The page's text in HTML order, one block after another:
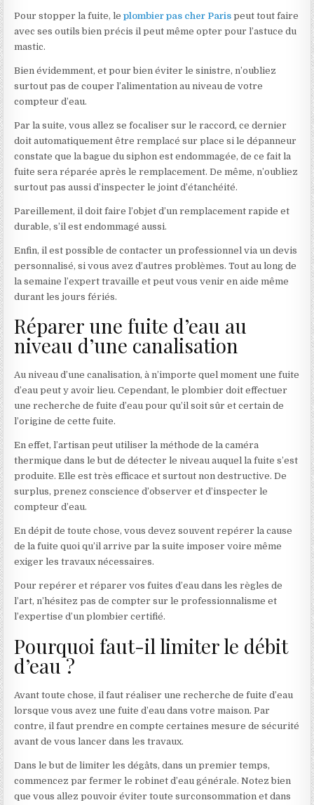
Pour stopper la fuite, leplombier pas cher Paris peut tout faire
avec ses outils bien précis il peut même opter pour l’astuce du
mastic.
Bien évidemment, et pour bien éviter le sinistre, n’oubliez
surtout pas de couper l’alimentation au niveau de votre
compteur d’eau.
Par la suite, vous allez se focaliser sur le raccord, ce dernier
doit automatiquement être remplacé sur place si le dépanneur
constate que la bague du siphon est endommagée, de ce fait la
fuite sera réparée après le remplacement. De même, n’oubliez
surtout pas aussi d’inspecter le joint d’étanchéité.
Pareillement, il doit faire l’objet d’un remplacement rapide et
durable, s’il est endommagé aussi.
Enfin, il est possible de contacter un professionnel via un devis
personnalisé, si vous avez d’autres problèmes. Tout au long de
la semaine l’expert travaille et peut vous venir en aide même
durant les jours fériés.
Réparer une fuite d’eau au
niveau d’une canalisation
Au niveau d’une canalisation, à n’importe quel moment une fuite
d’eau peut y avoir lieu. Cependant, le plombier doit effectuer
une recherche de fuite d’eau pour qu’il soit sûr et certain de
l’origine de cette fuite.
En effet, l’artisan peut utiliser la méthode de la caméra
thermique dans le but de détecter le niveau auquel la fuite s’est
produite. Elle est très efficace et surtout non destructive. De
surplus, prenez conscience d’observer et d’inspecter le
compteur d’eau.
En dépit de toute chose, vous devez souvent repérer la cause
de la fuite quoi qu’il arrive par la suite imposer voire même
exiger les travaux nécessaires.
Pour repérer et réparer vos fuites d’eau dans les règles de
l’art, n’hésitez pas de compter sur le professionnalisme et
l’expertise d’un plombier certifié.
Pourquoi faut-il limiter le débit
d’eau ?
Avant toute chose, il faut réaliser une recherche de fuite d’eau
lorsque vous avez une fuite d’eau dans votre maison. Par
contre, il faut prendre en compte certaines mesure de sécurité
avant de vous lancer dans les travaux.
Dans le but de limiter les dégâts, dans un premier temps,
commencez par fermer le robinet d’eau générale. Notez bien
que vous allez pouvoir éviter toute surconsommation et dans